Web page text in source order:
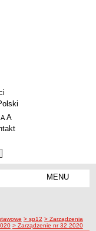
pomniejsz czcionkę
A standardowy rozmiar czcionki
A
MENU
> sp12 > Zarządzenia
> Zarządzenie nr 32 2020